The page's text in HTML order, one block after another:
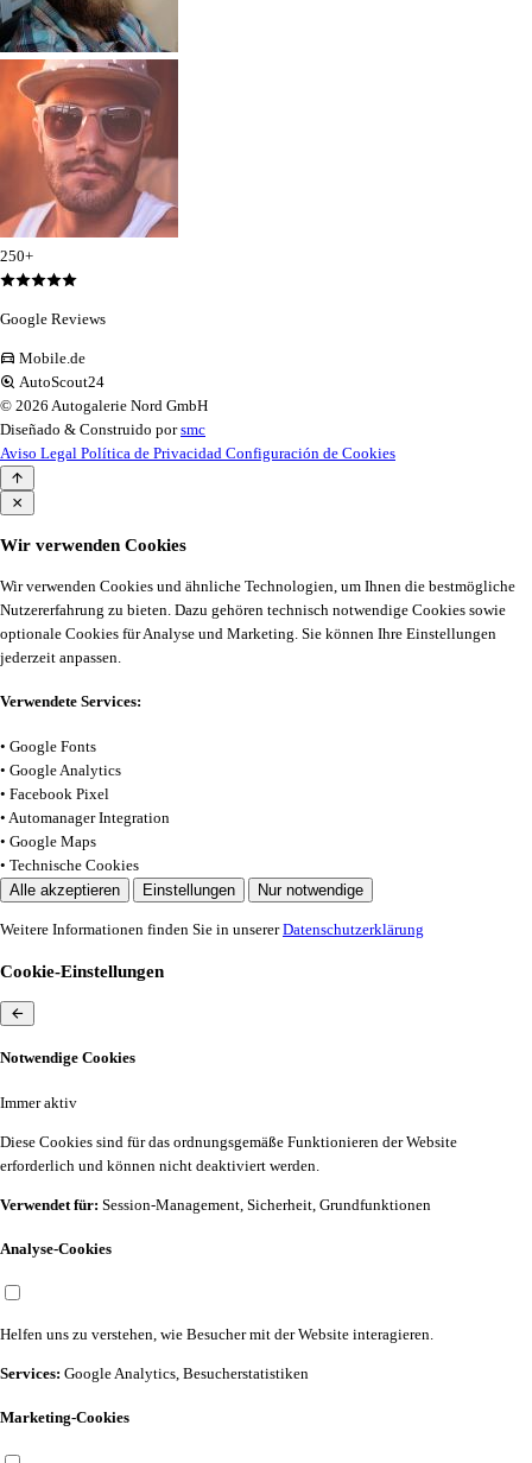
250+
Google Reviews
Mobile.de
AutoScout24
© 2026 Autogalerie Nord GmbH
Diseñado & Construido porsmc
Aviso Legal Política de Privacidad Configuración de Cookies
Wir verwenden Cookies
Wir verwenden Cookies und ähnliche Technologien, um Ihnen die bestmögliche
Nutzererfahrung zu bieten. Dazu gehören technisch notwendige Cookies sowie
optionale Cookies für Analyse und Marketing. Sie können Ihre Einstellungen
jederzeit anpassen.
Verwendete Services:
• Google Fonts
• Google Analytics
• Facebook Pixel
• Automanager Integration
• Google Maps
• Technische Cookies
Alle akzeptieren
Einstellungen Nur notwendige
Weitere Informationen finden Sie in unsererDatenschutzerklärung
Cookie-Einstellungen
Notwendige Cookies
Immer aktiv
Diese Cookies sind für das ordnungsgemäße Funktionieren der Website
erforderlich und können nicht deaktiviert werden.
Verwendet für: Session-Management, Sicherheit, Grundfunktionen
Analyse-Cookies
Helfen uns zu verstehen, wie Besucher mit der Website interagieren.
Services: Google Analytics, Besucherstatistiken
Marketing-Cookies